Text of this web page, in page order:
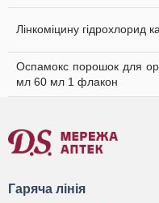
Лінкоміцину гідрохлорид
Оспамокс порошок для
мл 60 мл 1 флакон
Гаряча лінія